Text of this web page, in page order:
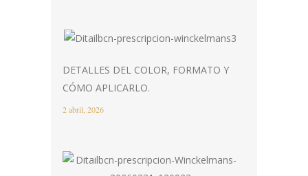
DETALLES DEL COLOR, FORMATO Y
CÓMO APLICARLO.
2 abril, 2026